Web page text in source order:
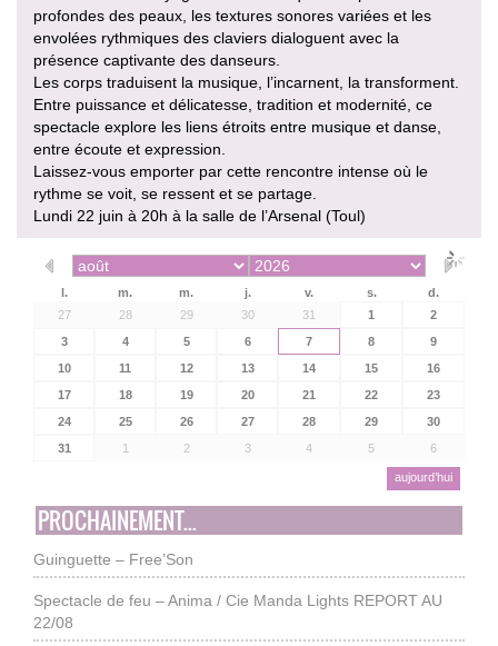
profondes des peaux, les textures sonores variées et les
envolées rythmiques des claviers dialoguent avec la
présence captivante des danseurs.
Les corps traduisent la musique, l’incarnent, la transforment.
Entre puissance et délicatesse, tradition et modernité, ce
spectacle explore les liens étroits entre musique et danse,
entre écoute et expression.
Laissez-vous emporter par cette rencontre intense où le
rythme se voit, se ressent et se partage.
Lundi 22 juin à 20h à la salle de l’Arsenal (Toul)
l. m. m. j. v. s.
d.
27
28 29 30 31 1
2
3
4 5 6 7 8
9
10
11 12 13 14 15
16
17
18 19 20 21 22
23
24
25 26 27 28 29
30
31
1 2 3 4 5 6
aujourd’hui
PROCHAINEMENT...
Guinguette – Free’Son
Spectacle de feu – Anima / Cie Manda Lights REPORT AU
22/08